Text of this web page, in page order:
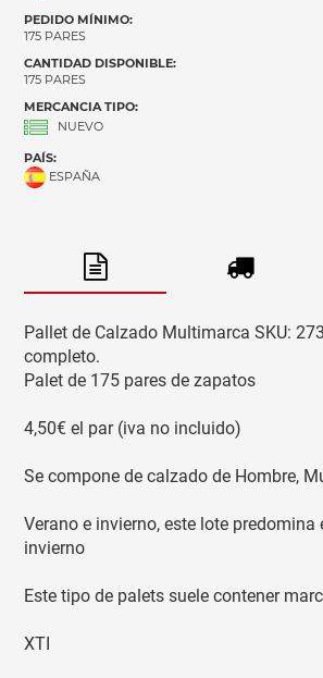
PEDIDO MÍNIMO:
175 PARES
CANTIDAD DISPONIBLE:
175 PARES
MERCANCIA TIPO:
NUEVO
PAÍS:
ESPAÑA
Pallet de Calzado Multimarca SKU:
completo.
Palet de 175 pares de zapatos
4,50€ el par (iva no incluido)
Se compone de calzado de Hombre,
Verano e invierno, este lote predomina
invierno
Este tipo de palets suele contener
XTI